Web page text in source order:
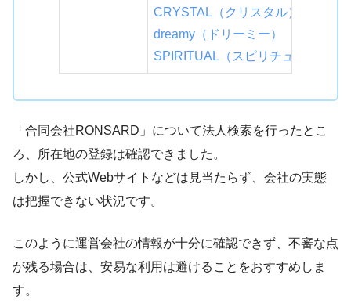
CRYSTAL（クリスタル）
dreamy（ドリーミー）
SPIRITUAL（スピリチュアル）
「合同会社RONSARD」について法人検索を行ったとこ
ろ、所在地の登録は確認できました。
しかし、公式Webサイトなどは見当たらず、会社の実態
は把握できない状況です。
このように運営会社の情報が十分に確認できず、不審な点
が残る場合は、安易な利用は避けることをおすすめしま
す。